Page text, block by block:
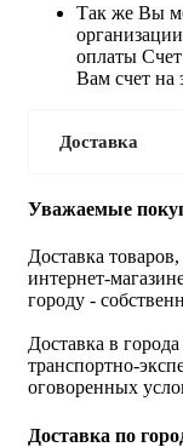
Так же Вы
оплаты
Вам счет на
Доставка
Уважаемые
Доставка
интернет-
городу -
Доставка в
транспортно-
оговоренных
Доставка по